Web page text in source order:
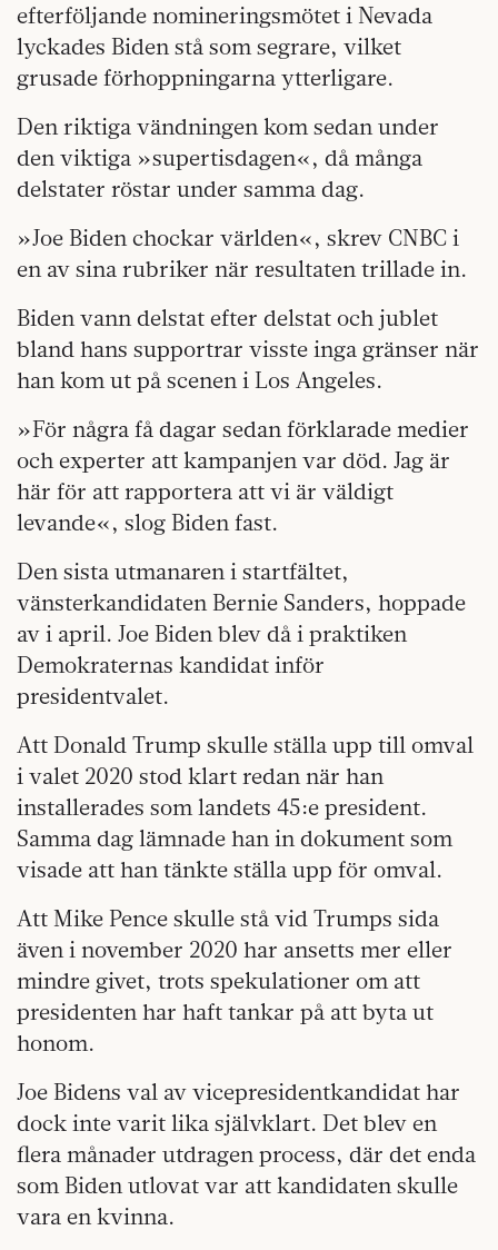
efterföljande nomineringsmötet i Nevada
lyckades Biden stå som segrare, vilket
grusade förhoppningarna ytterligare.
Den riktiga vändningen kom sedan under
den viktiga »supertisdagen«, då många
delstater röstar under samma dag.
»Joe Biden chockar världen«, skrev CNBC i
en av sina rubriker när resultaten trillade in.
Biden vann delstat efter delstat och jublet
bland hans supportrar visste inga gränser när
han kom ut på scenen i Los Angeles.
»För några få dagar sedan förklarade medier
och experter att kampanjen var död. Jag är
här för att rapportera att vi är väldigt
levande«, slog Biden fast.
Den sista utmanaren i startfältet,
vänsterkandidaten Bernie Sanders, hoppade
av i april. Joe Biden blev då i praktiken
Demokraternas kandidat inför
presidentvalet.
Att Donald Trump skulle ställa upp till omval
i valet 2020 stod klart redan när han
installerades som landets 45:e president.
Samma dag lämnade han in dokument som
visade att han tänkte ställa upp för omval.
Att Mike Pence skulle stå vid Trumps sida
även i november 2020 har ansetts mer eller
mindre givet, trots spekulationer om att
presidenten har haft tankar på att byta ut
honom.
Joe Bidens val av vicepresidentkandidat har
dock inte varit lika självklart. Det blev en
flera månader utdragen process, där det enda
som Biden utlovat var att kandidaten skulle
vara en kvinna.